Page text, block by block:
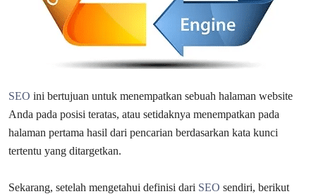
SEO ini bertujuan untuk menempatkan sebuah halaman website
Anda pada posisi teratas, atau setidaknya menempatkan pada
halaman pertama hasil dari pencarian berdasarkan kata kunci
tertentu yang ditargetkan.
Sekarang, setelah mengetahui definisi dari SEO sendiri, berikut